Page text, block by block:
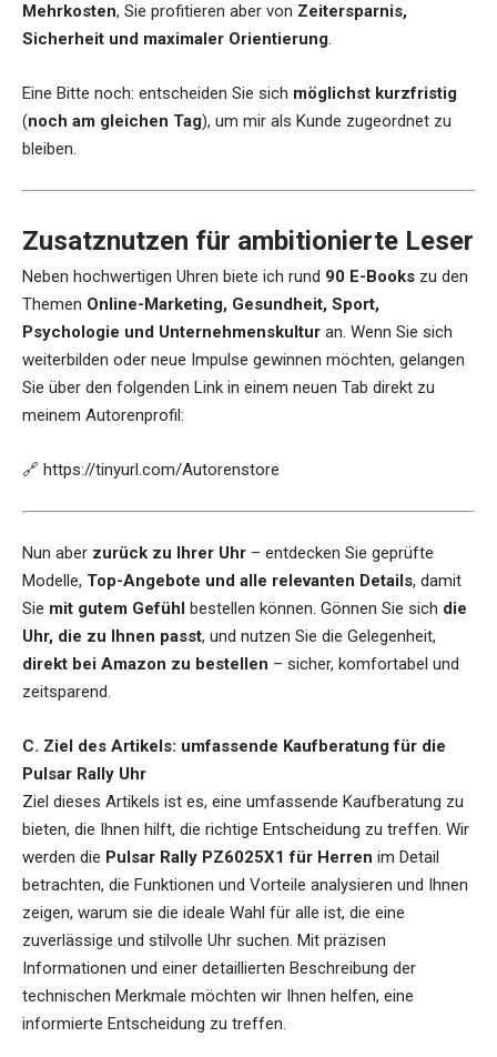
Mehrkosten, Sie profitieren aber von Zeitersparnis,
Sicherheit und maximaler Orientierung.
Eine Bitte noch: entscheiden Sie sich möglichst kurzfristig
(noch am gleichen Tag), um mir als Kunde zugeordnet zu
bleiben.
Zusatznutzen für ambitionierte Leser
Neben hochwertigen Uhren biete ich rund 90 E-Books zu den
Themen Online-Marketing, Gesundheit, Sport,
Psychologie und Unternehmenskultur an. Wenn Sie sich
weiterbilden oder neue Impulse gewinnen möchten, gelangen
Sie über den folgenden Link in einem neuen Tab direkt zu
meinem Autorenprofil:
🔗 https://tinyurl.com/Autorenstore
Nun aber zurück zu Ihrer Uhr – entdecken Sie geprüfte
Modelle, Top-Angebote und alle relevanten Details, damit
Sie mit gutem Gefühl bestellen können. Gönnen Sie sich die
Uhr, die zu Ihnen passt, und nutzen Sie die Gelegenheit,
direkt bei Amazon zu bestellen – sicher, komfortabel und
zeitsparend.
C. Ziel des Artikels: umfassende Kaufberatung für die
Pulsar Rally Uhr
Ziel dieses Artikels ist es, eine umfassende Kaufberatung zu
bieten, die Ihnen hilft, die richtige Entscheidung zu treffen. Wir
werden die Pulsar Rally PZ6025X1 für Herren im Detail
betrachten, die Funktionen und Vorteile analysieren und Ihnen
zeigen, warum sie die ideale Wahl für alle ist, die eine
zuverlässige und stilvolle Uhr suchen. Mit präzisen
Informationen und einer detaillierten Beschreibung der
technischen Merkmale möchten wir Ihnen helfen, eine
informierte Entscheidung zu treffen.